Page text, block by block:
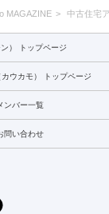
MAGAZINE 中古住宅
） トップページ
ウカモ） トップページ
ンバー一覧
問い合わせ